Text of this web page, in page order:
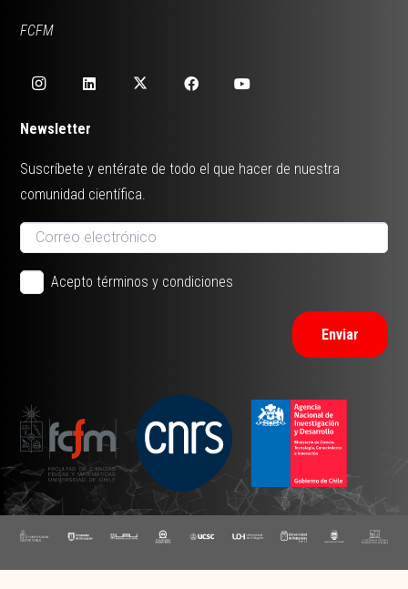
FCFM
Newsletter
Suscríbete y entérate de todo el que hacer de nuestra
comunidad científica.
Acepto términos y condiciones
Enviar